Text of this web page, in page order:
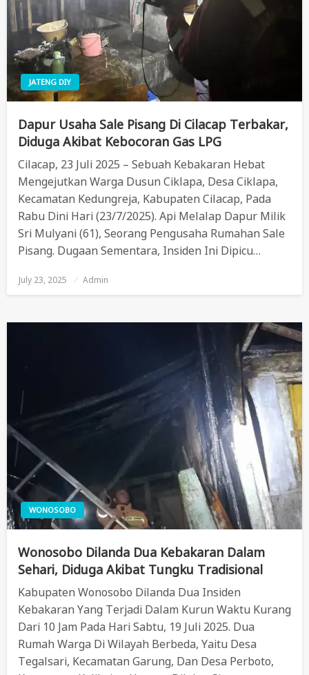
JATENG DIY
Dapur Usaha Sale Pisang Di Cilacap Terbakar,
Diduga Akibat Kebocoran Gas LPG
Cilacap, 23 Juli 2025 – Sebuah Kebakaran Hebat
Mengejutkan Warga Dusun Ciklapa, Desa Ciklapa,
Kecamatan Kedungreja, Kabupaten Cilacap, Pada
Rabu Dini Hari (23/7/2025). Api Melalap Dapur Milik
Sri Mulyani (61), Seorang Pengusaha Rumahan Sale
Pisang. Dugaan Sementara, Insiden Ini Dipicu…
Posted
On
July 23, 2025 Admin
WONOSOBO
Wonosobo Dilanda Dua Kebakaran Dalam
Sehari, Diduga Akibat Tungku Tradisional
Kabupaten Wonosobo Dilanda Dua Insiden
Kebakaran Yang Terjadi Dalam Kurun Waktu Kurang
Dari 10 Jam Pada Hari Sabtu, 19 Juli 2025. Dua
Rumah Warga Di Wilayah Berbeda, Yaitu Desa
Tegalsari, Kecamatan Garung, Dan Desa Perboto,